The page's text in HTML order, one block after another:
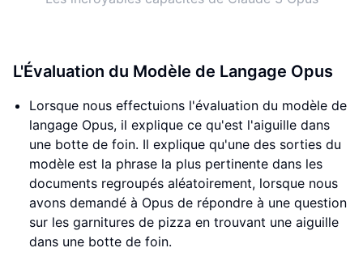
L'Évaluation du Modèle de Langage Opus
Lorsque nous effectuions l'évaluation du modèle de
langage Opus, il explique ce qu'est l'aiguille dans
une botte de foin. Il explique qu'une des sorties du
modèle est la phrase la plus pertinente dans les
documents regroupés aléatoirement, lorsque nous
avons demandé à Opus de répondre à une question
sur les garnitures de pizza en trouvant une aiguille
dans une botte de foin.